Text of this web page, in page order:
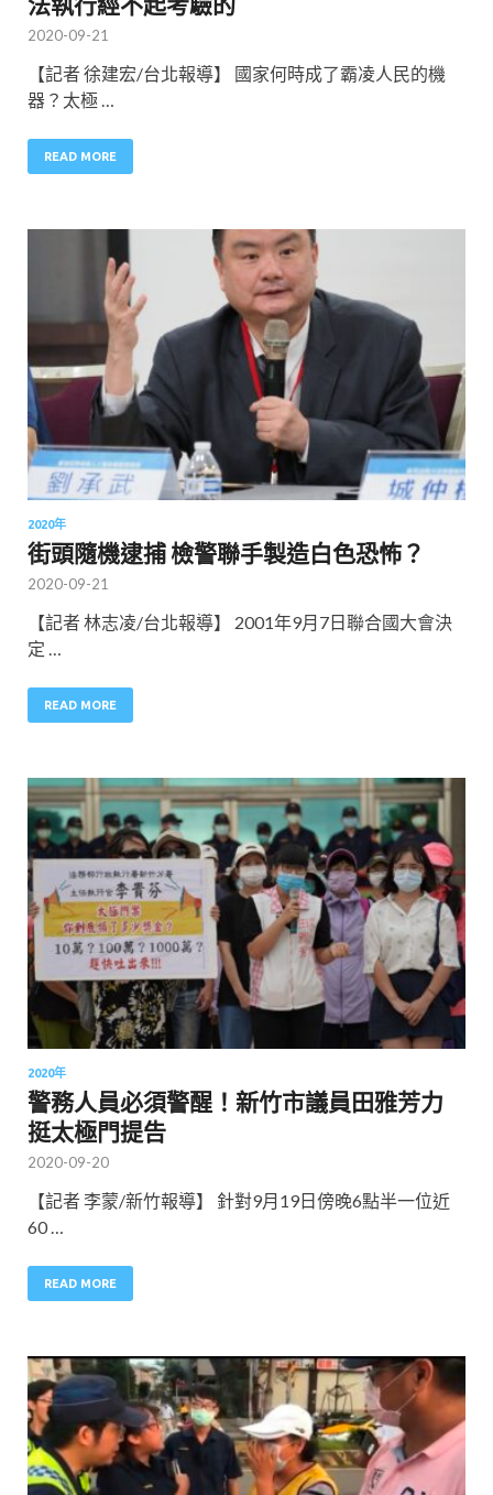
2020-09-21
【記者 徐建宏/台北報導】 國家何時成了霸凌人民的機
器？太極 …
READ MORE
2020年
街頭隨機逮捕 檢警聯手製造白色恐怖？
2020-09-21
【記者 林志凌/台北報導】 2001年9月7日聯合國大會決
定 …
READ MORE
2020年
警務人員必須警醒！新竹市議員田雅芳力
挺太極門提告
2020-09-20
【記者 李蒙/新竹報導】 針對9月19日傍晚6點半一位近
60 …
READ MORE